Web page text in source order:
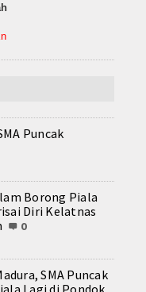
Puncak
Borong Piala
Diri Kelatnas
0
SMA Puncak